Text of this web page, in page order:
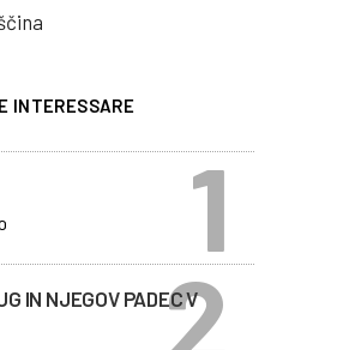
INTERESSARE
IN NJEGOV PADEC V